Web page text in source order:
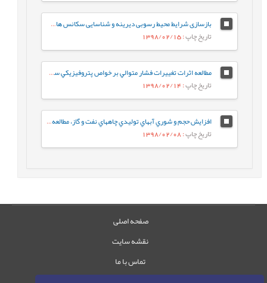
بازسازی شرایط محیط رسوبی دیرینه و شناسایی سکانس های رسوبی موجود در سازند قم براساس میکروفاسیس¬ها در ناحیه کهک (جنوب غرب قم)
تاریخ چاپ: 1398/02/15
مطالعه اثرات تغييرات فشار متوالي بر خواص پتروفيزيکي سنگ مخازن کربناته
تاریخ چاپ: 1398/02/14
افزايش حجم و شوري آبهاي توليدي چاههاي نفت و گاز، مطالعه موردي: مخزن گازي مزدوران
تاریخ چاپ: 1398/02/08
صفحه اصلی
نقشه سایت
تماس با ما